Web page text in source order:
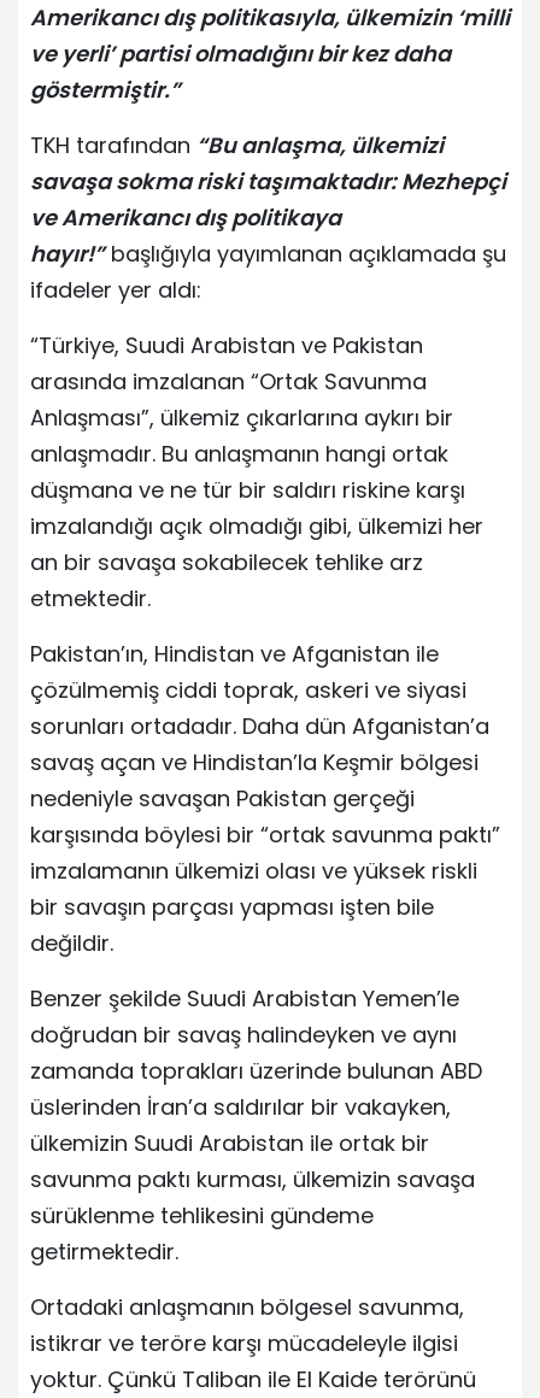
Amerikancı dış politikasıyla, ülkemizin ‘milli
ve yerli’ partisi olmadığını bir kez daha
göstermiştir.”
TKH tarafından “Bu anlaşma, ülkemizi
savaşa sokma riski taşımaktadır: Mezhepçi
ve Amerikancı dış politikaya
hayır!”başlığıyla yayımlanan açıklamada şu
ifadeler yer aldı:
“Türkiye, Suudi Arabistan ve Pakistan
arasında imzalanan “Ortak Savunma
Anlaşması”, ülkemiz çıkarlarına aykırı bir
anlaşmadır. Bu anlaşmanın hangi ortak
düşmana ve ne tür bir saldırı riskine karşı
imzalandığı açık olmadığı gibi, ülkemizi her
an bir savaşa sokabilecek tehlike arz
etmektedir.
Pakistan’ın, Hindistan ve Afganistan ile
çözülmemiş ciddi toprak, askeri ve siyasi
sorunları ortadadır. Daha dün Afganistan’a
savaş açan ve Hindistan’la Keşmir bölgesi
nedeniyle savaşan Pakistan gerçeği
karşısında böylesi bir “ortak savunma paktı”
imzalamanın ülkemizi olası ve yüksek riskli
bir savaşın parçası yapması işten bile
değildir.
Benzer şekilde Suudi Arabistan Yemen’le
doğrudan bir savaş halindeyken ve aynı
zamanda toprakları üzerinde bulunan ABD
üslerinden İran’a saldırılar bir vakayken,
ülkemizin Suudi Arabistan ile ortak bir
savunma paktı kurması, ülkemizin savaşa
sürüklenme tehlikesini gündeme
getirmektedir.
Ortadaki anlaşmanın bölgesel savunma,
istikrar ve teröre karşı mücadeleyle ilgisi
yoktur. Çünkü Taliban ile El Kaide terörünü